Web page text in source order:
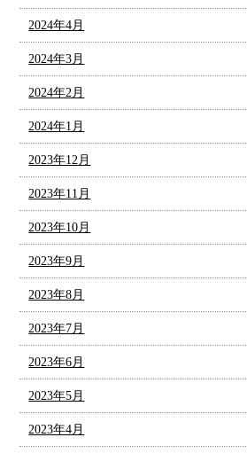
2024年4月
2024年3月
2024年2月
2024年1月
2023年12月
2023年11月
2023年10月
2023年9月
2023年8月
2023年7月
2023年6月
2023年5月
2023年4月